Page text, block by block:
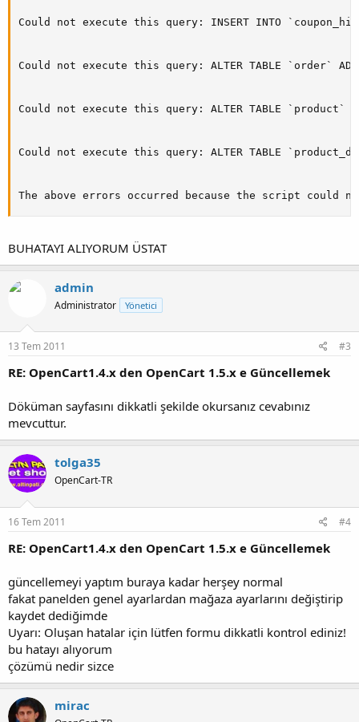
Could not execute this query: INSERT INTO
Could not execute this query: ALTER TABLE `order`
Could not execute this query: ALTER TABLE `product`
Could not execute this query: ALTER TABLE
The above errors occurred because the script could
BUHATAYI ALIYORUM ÜSTAT
admin
Administrator Yönetici
13 Tem 2011 #3
RE: OpenCart1.4.x den OpenCart 1.5.x e Güncellemek
Döküman sayfasını dikkatli şekilde okursanız cevabınız
mevcuttur.
tolga35
OpenCart-TR
16 Tem 2011 #4
RE: OpenCart1.4.x den OpenCart 1.5.x e Güncellemek
güncellemeyi yaptım buraya kadar herşey normal
fakat panelden genel ayarlardan mağaza ayarlarını değiştirip
kaydet dediğimde
Uyarı: Oluşan hatalar için lütfen formu dikkatli kontrol ediniz!
bu hatayı alıyorum
çözümü nedir sizce
mirac